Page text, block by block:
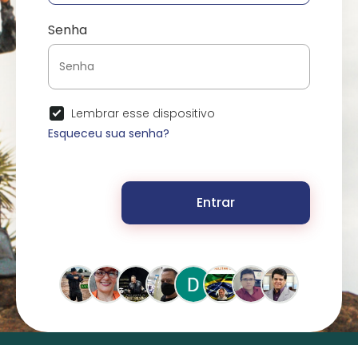
Senha
Lembrar esse dispositivo
Esqueceu sua senha?
Entrar